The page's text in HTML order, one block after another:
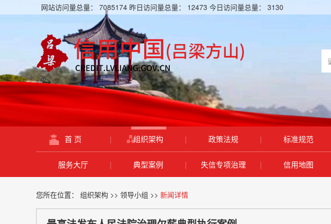
网站访问量总量： 7085174 昨日访问量总量： 12473 今日访问量总量： 3130
首 页 | 组织架构 | 政策法规 | 标准规范
服务大厅 | 典型案例 | 失信专项治理 | 信用地图
您所在位置： 组织架构 >> 领导小组 >> 新闻详情